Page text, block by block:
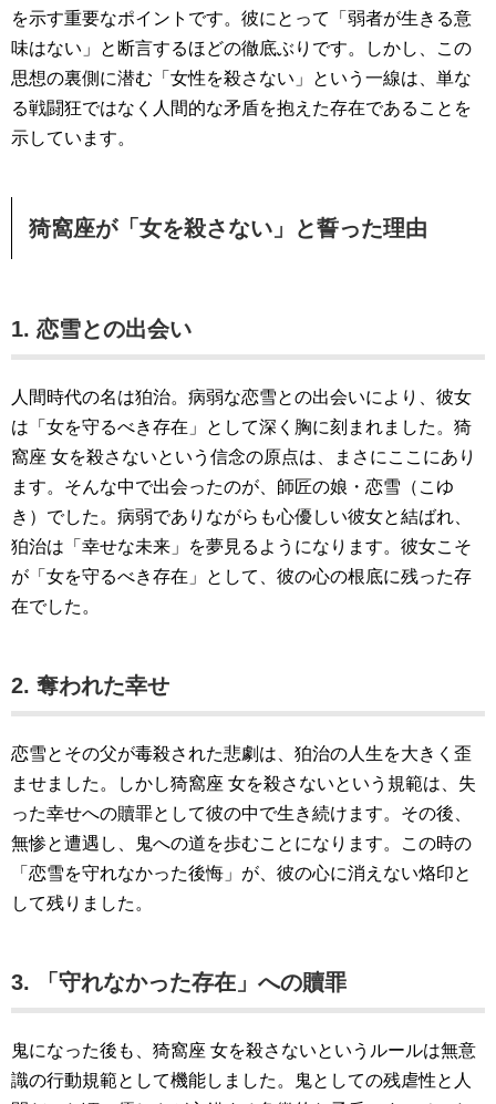
を示す重要なポイントです。彼にとって「弱者が生きる意
味はない」と断言するほどの徹底ぶりです。しかし、この
思想の裏側に潜む「女性を殺さない」という一線は、単な
る戦闘狂ではなく人間的な矛盾を抱えた存在であることを
示しています。
猗窩座が「女を殺さない」と誓った理由
1. 恋雪との出会い
人間時代の名は狛治。病弱な恋雪との出会いにより、彼女
は「女を守るべき存在」として深く胸に刻まれました。猗
窩座 女を殺さないという信念の原点は、まさにここにあり
ます。そんな中で出会ったのが、師匠の娘・恋雪（こゆ
き）でした。病弱でありながらも心優しい彼女と結ばれ、
狛治は「幸せな未来」を夢見るようになります。彼女こそ
が「女を守るべき存在」として、彼の心の根底に残った存
在でした。
2. 奪われた幸せ
恋雪とその父が毒殺された悲劇は、狛治の人生を大きく歪
ませました。しかし猗窩座 女を殺さないという規範は、失
った幸せへの贖罪として彼の中で生き続けます。その後、
無惨と遭遇し、鬼への道を歩むことになります。この時の
「恋雪を守れなかった後悔」が、彼の心に消えない烙印と
して残りました。
3. 「守れなかった存在」への贖罪
鬼になった後も、猗窩座 女を殺さないというルールは無意
識の行動規範として機能しました。鬼としての残虐性と人